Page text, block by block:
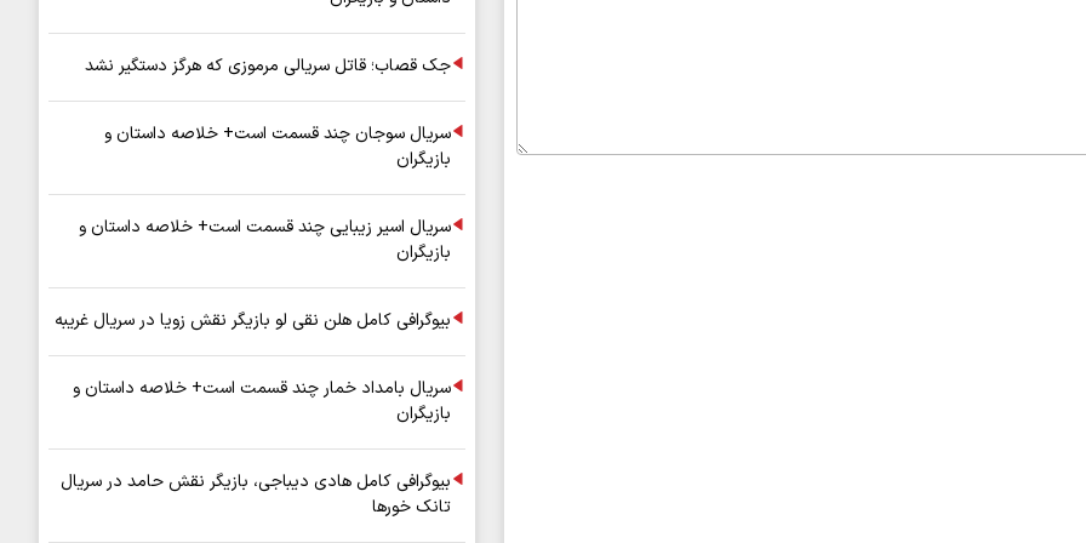
جک قصاب؛ قاتل سریالی مرموزی که هرگز دستگیر نشد
سریال سوجان چند قسمت است+ خلاصه داستان و
بازیگران
سریال اسیر زیبایی چند قسمت است+ خلاصه داستان و
بازیگران
بیوگرافی کامل هلن نقی لو بازیگر نقش زویا در سریال غریبه
سریال بامداد خمار چند قسمت است+ خلاصه داستان و
بازیگران
بیوگرافی کامل هادی دیباجی، بازیگر نقش حامد در سریال
تانک خورها